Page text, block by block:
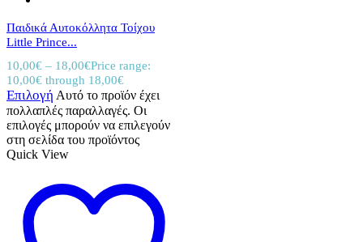
Παιδικά Αυτοκόλλητα Τοίχου
Little Prince...
10,00€ – 18,00€Price range:
10,00€ through 18,00€
Επιλογή Αυτό το προϊόν έχει
πολλαπλές παραλλαγές. Οι
επιλογές μπορούν να επιλεγούν
στη σελίδα του προϊόντος
Quick View